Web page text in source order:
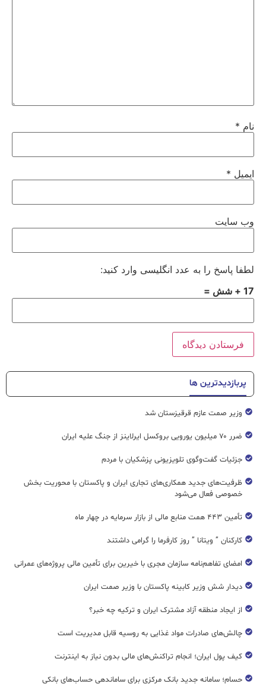
نام *
ایمیل *
وب‌ سایت
لطفا پاسخ را به عدد انگلیسی وارد کنید:
17 + شش =
پربازدیدترین ها
وزیر صمت عازم قرقیزستان شد
ضرر ۷۰ میلیون یورویی بروکسل ایرلاینز از جنگ علیه ایران
جزئیات گفت‌وگوی تلویزیونی پزشکیان با مردم
ظرفیت‌های جدید همکاری‌های تجاری ایران و پاکستان با محوریت بخش
خصوصی فعال می‌شود
تأمین ۴۴۳ همت منابع مالی از بازار سرمایه در چهار ماه
کارکنان ” ویتانا ” روز کارفرما را گرامی داشتند
امضای تفاهم‌نامه سازمان مجری با خیرین برای تأمین مالی پروژه‌های عمرانی
دیدار شش وزیر کابینه پاکستان با وزير صمت ایران
از ایجاد منطقه آزاد مشترک ایران و ترکیه چه خبر؟
چالش‌های صادرات مواد غذایی به روسیه قابل مدیریت است
کیف پول ایران؛ انجام تراکنش‌های مالی بدون نیاز به اینترنت
حسام؛ سامانه جدید بانک مرکزی برای ساماندهی حساب‌های بانکی